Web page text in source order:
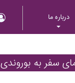
درباره ما
سفر به بوروندی